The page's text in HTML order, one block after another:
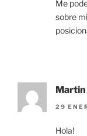
Me
sobre
Martin
29
Hola!